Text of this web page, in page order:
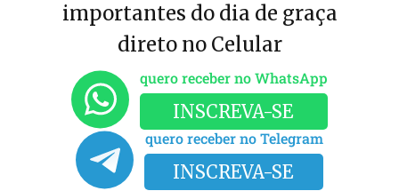
importantes do dia de graça
direto no Celular
quero receber no WhatsApp
INSCREVA-SE
quero receber no Telegram
INSCREVA-SE